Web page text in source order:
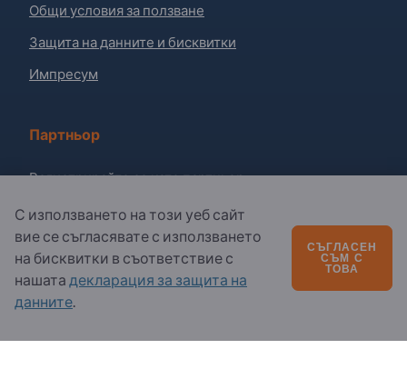
Общи условия за ползване
Защита на данните и бисквитки
Импресум
Партньор
Регистрирайте се като партньор
Абониране за бюлетина
Въпроси?
Ч.З.В.
Нашето предлагане на услуги
С използването на този уеб сайт
вие се съгласявате с използването
на бисквитки в съответствие с
нашата декларация за защита на
данните.
СЪГЛАСЕН
СЪМ С
ТОВА